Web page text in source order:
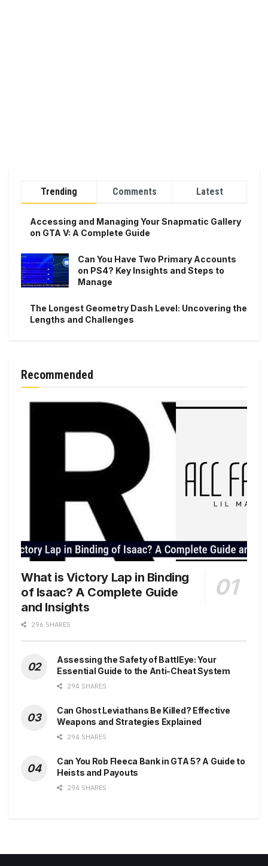
Trending Comments Latest
Accessing and Managing Your Snapmatic Gallery
on GTA V: A Complete Guide
Can You Have Two Primary Accounts
on PS4? Key Insights and Steps to
Manage
The Longest Geometry Dash Level: Uncovering the
Lengths and Challenges
Recommended
What is Victory Lap in Binding
of Isaac? A Complete Guide
and Insights
296 SHARES
Assessing the Safety of BattlEye: Your
Essential Guide to the Anti-Cheat System
294 SHARES
Can Ghost Leviathans Be Killed? Effective
Weapons and Strategies Explained
294 SHARES
Can You Rob Fleeca Bank in GTA 5? A Guide to
Heists and Payouts
294 SHARES